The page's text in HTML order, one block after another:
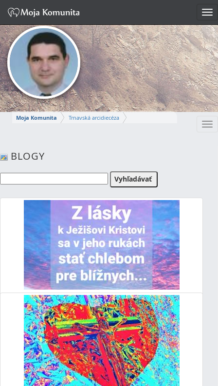
Moja Komunita
Trnavská arcidiecéza
MIROSLAV
BLOGY
INŠPIRÁCIA...
A niekedy netreba ku tomu veľa slov...
Čítaj ďalej»
napísal Miroslav Priecel
13.9.2021 11:58
0 Komentáre